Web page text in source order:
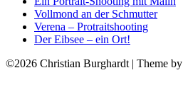
Vollmond an der Schmutter
Verena – Protraitshooting
Der Eibsee – ein Ort!
©2026 Christian Burghardt | Theme by